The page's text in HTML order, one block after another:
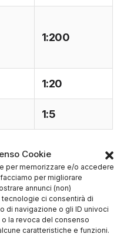
Cookie
per memorizzare e/o accedere
per migliorare
annunci (non)
ci consentirà di
di navigazione o gli ID univoci
la revoca del consenso
caratteristiche e funzioni.
1:200
1:20
1:5
perMetaTrader 4
sono particolarmente
consentono di
e prendere